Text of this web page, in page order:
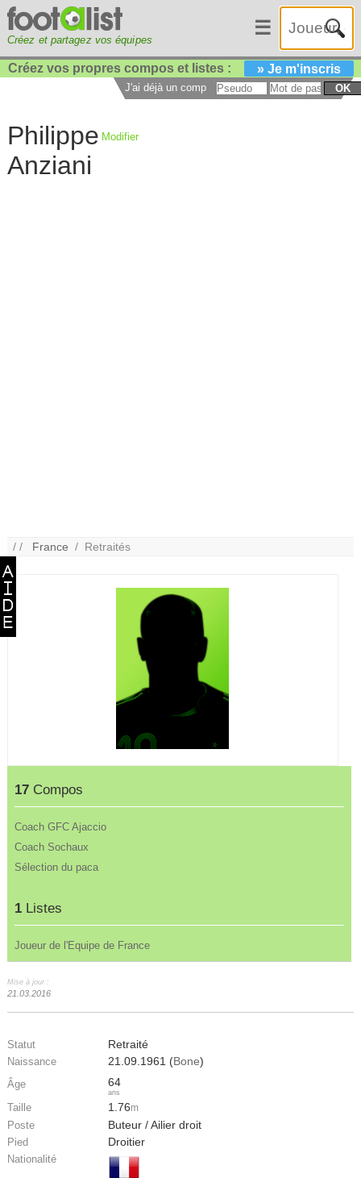
Créez et partagez vos équipes
☰
Créez vos propres compos et listes : » Je m'inscris
J'ai déjà un compte : OK
Philippe
Anziani
Modifier
/ / France / Retraités
17 Compos
Coach GFC Ajaccio
Coach Sochaux
Sélection du paca
1 Listes
Joueur de l'Equipe de France
Mise à jour :
21.03.2016
Statut Retraité
Naissance 21.09.1961 (Bone)
Âge 64
ans
Taille 1.76m
Poste Buteur / Ailier droit
Pied Droitier
Nationalité